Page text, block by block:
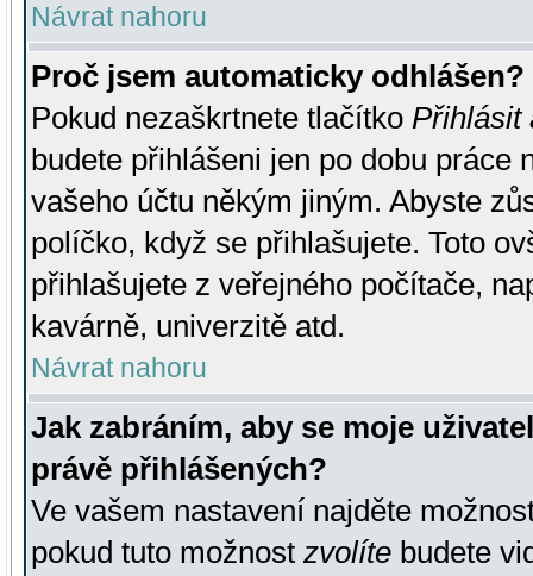
Návrat nahoru
Proč jsem automaticky odhlášen?
Pokud nezaškrtnete tlačítko Přihlásit
budete přihlášeni jen po dobu práce
vašeho účtu někým jiným. Abyste
políčko, když se přihlašujete. Toto
přihlašujete z veřejného počítače,
kavárně, univerzitě atd.
Návrat nahoru
Jak zabráním, aby se moje
právě přihlášených?
Ve vašem nastavení najděte
pokud tuto možnost zvolíte budete